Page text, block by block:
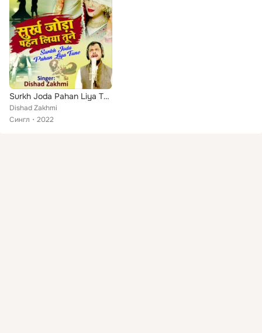
Surkh Joda Pahan Liya Tune
Dishad Zakhmi
Сингл
2022